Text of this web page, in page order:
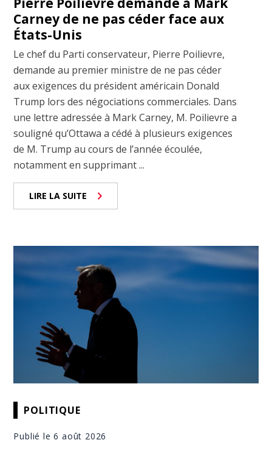
Carney de ne pas céder face aux
États-Unis
Le chef du Parti conservateur, Pierre Poilievre,
demande au premier ministre de ne pas céder
aux exigences du président américain Donald
Trump lors des négociations commerciales. Dans
une lettre adressée à Mark Carney, M. Poilievre a
souligné qu’Ottawa a cédé à plusieurs exigences
de M. Trump au cours de l’année écoulée,
notamment en supprimant ...
LIRE LA SUITE
POLITIQUE
Publié le 6 août 2026